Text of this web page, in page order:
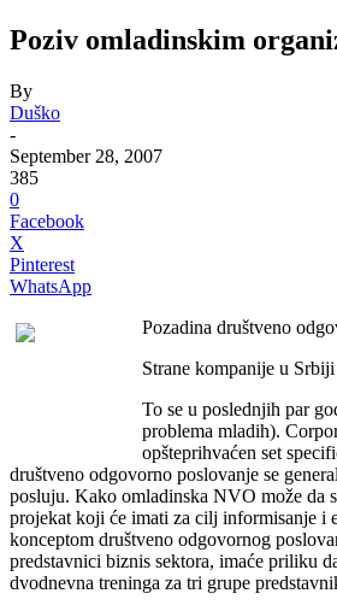
Poziv omladinskim
By
Duško
-
September 28, 2007
385
0
Facebook
X
Pinterest
WhatsApp
Pozadina društveno
Strane kompanije u
To se u poslednjih par
problema mladih).
opšteprihvaćen set
društveno odgovorno poslovanje se
posluju. Kako omladinska NVO može da
projekat koji će imati za cilj informisanje i
konceptom društveno odgovornog
predstavnici biznis sektora, imaće priliku
dvodnevna treninga za tri grupe